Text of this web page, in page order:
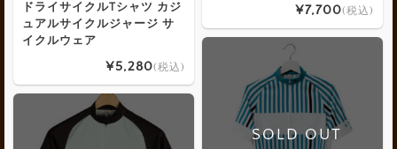
¥7,700(税込)
ドライサイクルTシャツ カジ
ュアルサイクルジャージ サ
イクルウェア
¥5,280(税込)
SOLD OUT